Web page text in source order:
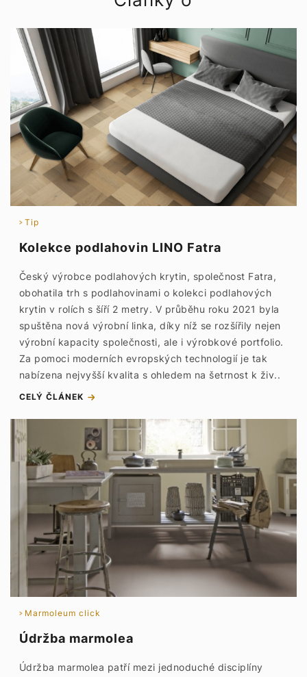
Tip
Kolekce podlahovin LINO Fatra
Český výrobce podlahových krytin, společnost Fatra,
obohatila trh s podlahovinami o kolekci podlahových
krytin v rolích s šíří 2 metry. V průběhu roku 2021 byla
spuštěna nová výrobní linka, díky níž se rozšířily nejen
výrobní kapacity společnosti, ale i výrobkové portfolio.
Za pomoci moderních evropských technologií je tak
nabízena nejvyšší kvalita s ohledem na šetrnost k živ..
CELÝ ČLÁNEK
Marmoleum click
Údržba marmolea
Údržba marmolea patří mezi jednoduché disciplíny